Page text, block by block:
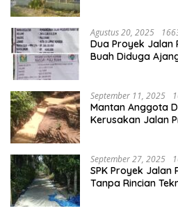
Agustus 20, 2025
Dua Proyek Jalan
Buah Diduga
September 11, 2025
Mantan Anggota
Kerusakan Jalan
September 27, 2025
SPK Proyek Jalan
Tanpa Rincian